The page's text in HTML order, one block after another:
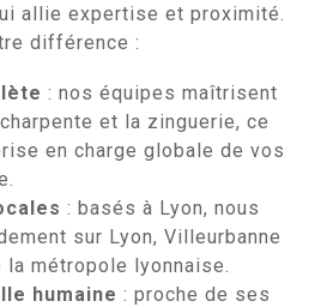
allie expertise et proximité.
différence :
: nos équipes maîtrisent
et la zinguerie, ce
en charge globale de vos
: basés à Lyon, nous
sur Lyon, Villeurbanne
la métropole lyonnaise.
humaine : proche de ses